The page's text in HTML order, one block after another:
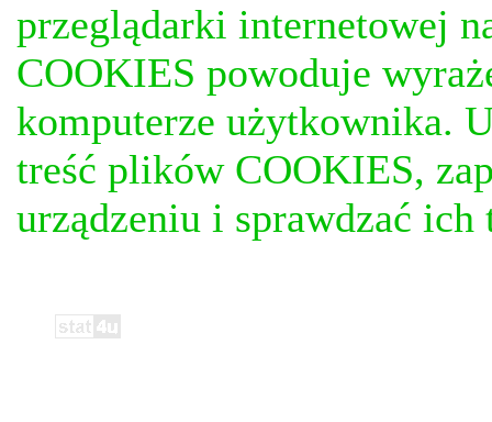
przeglądarki internetowej
COOKIES powoduje
komputerze użytkownika.
treść plików COOKIES,
urządzeniu i sprawdzać ich